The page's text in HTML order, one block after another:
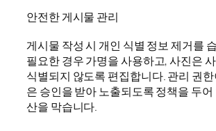
안전한 게시물 관리
게시물 작성 시 개인 식별 정보 제거를
필요한 경우 가명을 사용하고, 사진은
식별되지 않도록 편집합니다. 관리 권
은 승인을 받아 노출되도록 정책을 두
산을 막습니다.